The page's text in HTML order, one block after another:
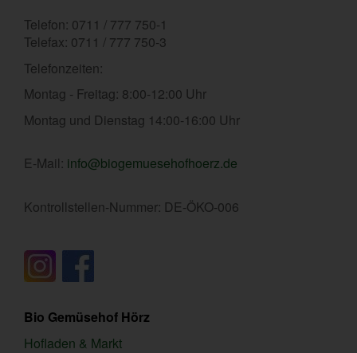
Telefon: 0711 / 777 750-1
Telefax: 0711 / 777 750-3
Telefonzeiten:
Montag - Freitag: 8:00-12:00 Uhr
Montag und Dienstag 14:00-16:00 Uhr
E-Mail: info@biogemuesehofhoerz.de
Kontrollstellen-Nummer: DE-ÖKO-006
Bio Gemüsehof Hörz
Hofladen & Markt